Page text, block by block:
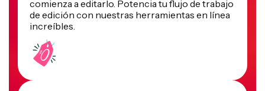
comienza a editarlo. Potencia tu flujo de trabajo
de edición con nuestras herramientas en línea
increíbles.